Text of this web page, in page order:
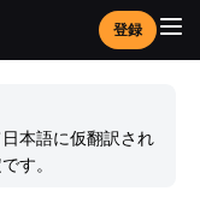
登録
本語に仮翻訳され
す。